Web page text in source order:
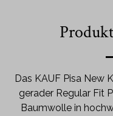
Das KAUF Pisa New
gerader Regular Fit
Baumwolle in